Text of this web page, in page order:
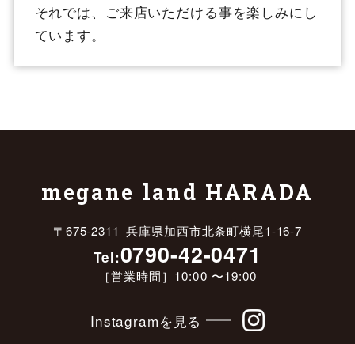
それでは、ご来店いただける事を楽しみにし
ています。
megane land HARADA
〒675-2311 兵庫県加西市北条町横尾1-16-7
Tel:0790-42-0471
［営業時間］10:00 〜19:00
Instagramを見る